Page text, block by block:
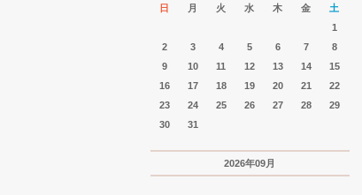
日 月 火 水 木 金
土
1
2
3 4 5 6 7
8
9
10 11 12 13 14
15
16
17 18 19 20 21
22
23
24 25 26 27 28
29
30
31
2026年09月